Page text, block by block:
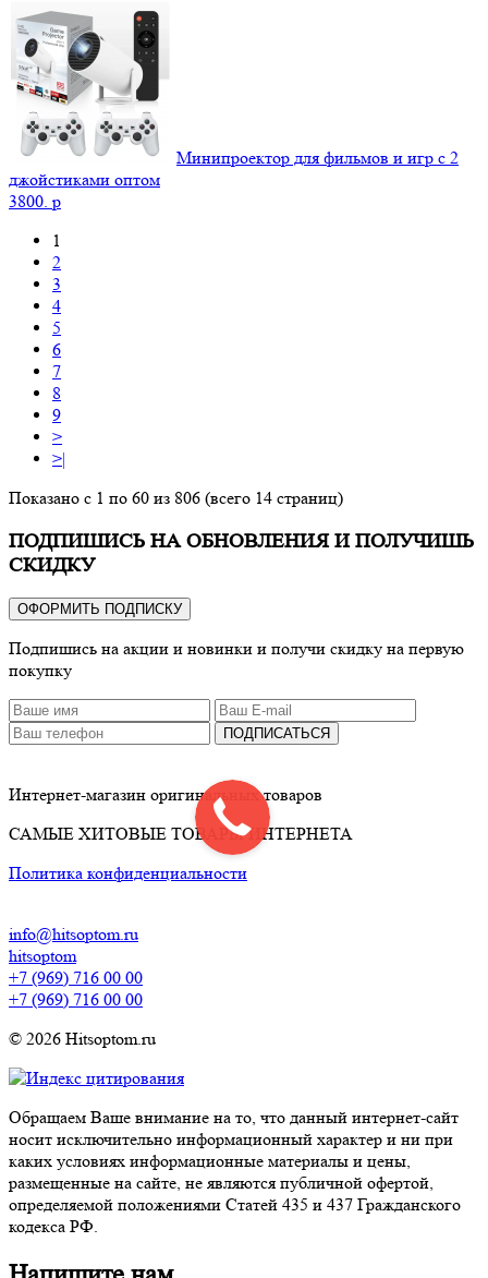
Минипроектор для фильмов и игр с 2
джойстиками оптом
3800. p
1
2
3
4
5
6
7
8
9
>
>|
Показано с 1 по 60 из 806 (всего 14 страниц)
ПОДПИШИСЬ НА ОБНОВЛЕНИЯ И ПОЛУЧИШЬ
СКИДКУ
ОФОРМИТЬ ПОДПИСКУ
Подпишись на акции и новинки и получи скидку на первую
покупку
ПОДПИСАТЬСЯ
Интернет-магазин оригинальных товаров
САМЫЕ ХИТОВЫЕ ТОВАРЫ ИНТЕРНЕТА
Политика конфиденциальности
info@hitsoptom.ru
hitsoptom
+7 (969) 716 00 00
+7 (969) 716 00 00
© 2026 Hitsoptom.ru
Обращаем Ваше внимание на то, что данный интернет-сайт
носит исключительно информационный характер и ни при
каких условиях информационные материалы и цены,
размещенные на сайте, не являются публичной офертой,
определяемой положениями Статей 435 и 437 Гражданского
кодекса РФ.